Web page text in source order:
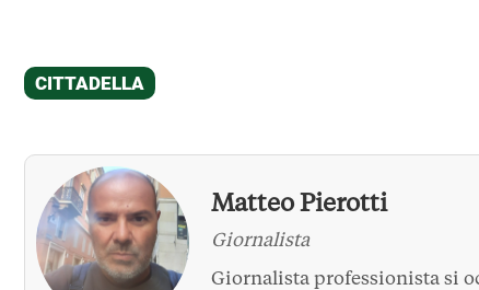
Matteo Pierotti
Giornalista
Giornalista professionista si